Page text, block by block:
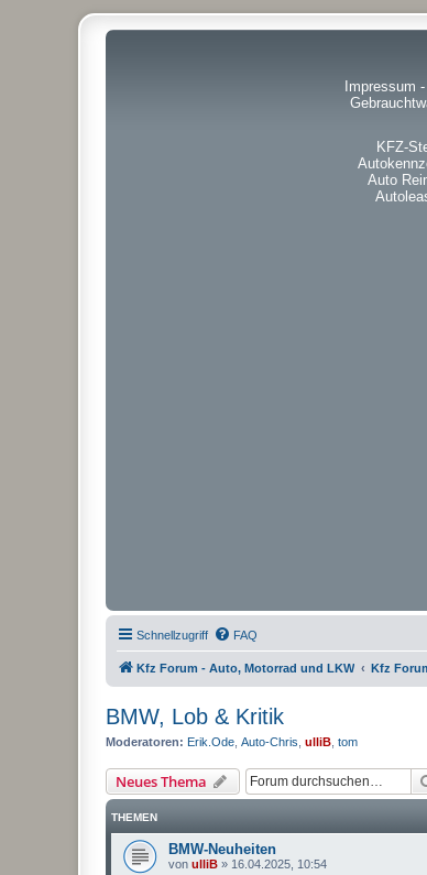
Impressum -
KFZ-
Auto
Schnellzugriff FAQ
Kfz Forum - Auto, Motorrad und LKW Kfz
BMW, Lob & Kritik
Moderatoren: Erik.Ode Auto-Chris ulliB tom
Neues Thema
THEMEN
BMW-Neuheiten
von ulliB » 16.04.2025, 10:54